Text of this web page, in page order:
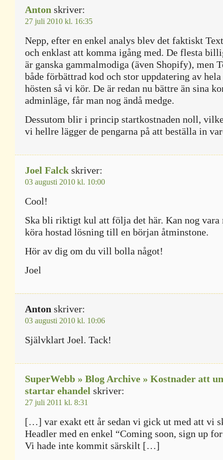
Anton skriver:
27 juli 2010 kl. 16:35
Nepp, efter en enkel analys blev det faktiskt
och enklast att komma igång med. De flesta
är ganska gammalmodiga (även Shopify), men
både förbättrad kod och stor uppdatering av
hösten så vi kör. De är redan nu bättre än sina
adminläge, får man nog ändå medge.
Dessutom blir i princip startkostnaden noll,
vi hellre lägger de pengarna på att beställa in
Joel Falck skriver:
03 augusti 2010 kl. 10:00
Cool!
Ska bli riktigt kul att följa det här. Kan nog vara
köra hostad lösning till en början åtminstone.
Hör av dig om du vill bolla något!
Joel
Anton skriver:
03 augusti 2010 kl. 10:06
Självklart Joel. Tack!
SuperWebb » Blog Archive » Kostnader att
startar ehandel skriver:
27 juli 2011 kl. 8:31
[…] var exakt ett år sedan vi gick ut med att vi
Headler med en enkel “Coming soon, sign up
Vi hade inte kommit särskilt […]